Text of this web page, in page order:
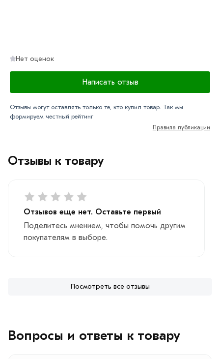
Отзывы к товару
Отзывов еще нет. Оставьте первый
Поделитесь мнением, чтобы помочь другим
покупателям в выборе.
Посмотреть все отзывы
Нет оценок
Написать отзыв
Отзывы могут оставлять только те, кто купил товар. Так мы
формируем честный рейтинг
Правила публикации
Вопросы и ответы к товару